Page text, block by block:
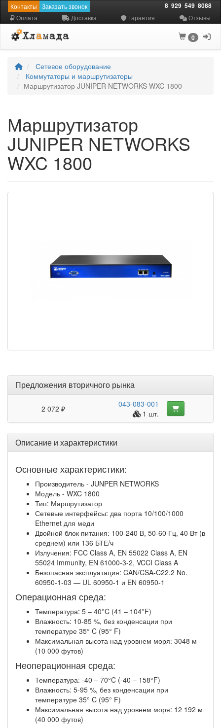
Контакты Заказать звонок 8 929 549 8088
Оплата Доставка Гарантия Отзывы
0
Сетевое оборудование
Коммутаторы и маршрутизаторы
Маршрутизатор JUNIPER NETWORKS WXC 1800
Маршрутизатор
JUNIPER NETWORKS
WXC 1800
Предложения вторичного рынка
2 072 ₽
043-083-001
1 шт.
Описание и характеристики
Основные характеристики:
Производитель - JUNPER NETWORKS
Модель - WXC 1800
Тип: Маршрутизатор
Сетевые интерфейсы: два порта 10/100/1000
Ethernet для меди
Двойной блок питания: 100-240 В, 50-60 Гц, 40 Вт (в
среднем) или 136 БТЕ/ч
Излучения: FCC Class A, EN 55022 Class A, EN
55024 Immunity, EN 61000-3-2, VCCI Class A
Безопасная эксплуатация: CAN/CSA-C22.2 No.
60950-1-03 — UL 60950-1 и EN 60950-1
Операционная среда:
Температура: 5 – 40°C (41 – 104°F)
Влажность: 10-85 %, без конденсации при
температуре 35° C (95° F)
Максимальная высота над уровнем моря: 3048 м
(10 000 футов)
Неоперационная среда:
Температура: -40 – 70°C (-40 – 158°F)
Влажность: 5-95 %, без конденсации при
температуре 35° C (95° F)
Максимальная высота над уровнем моря: 12 192 м
(40 000 футов)